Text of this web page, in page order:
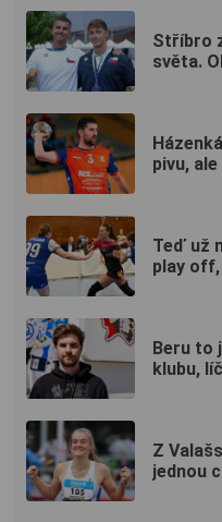
Stříbro
světa.
pivu,
Teď už
play
Beru to
klubu,
Z
jednou